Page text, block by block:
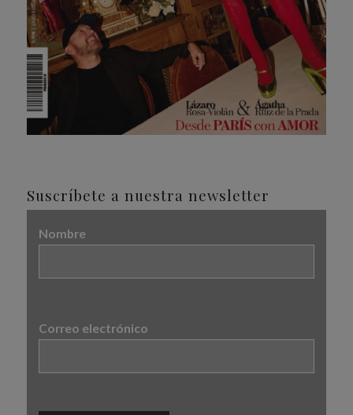
Suscríbete a nuestra newsletter
Nombre
Correo electrónico